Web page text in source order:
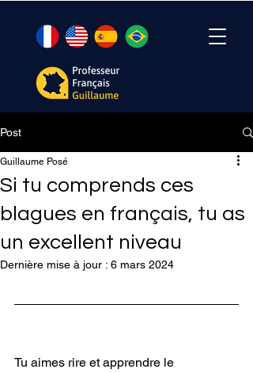
Post
Si tu comprends ces
blagues en français, tu as
un excellent niveau
Guillaume Posé
Dernière mise à jour : 6 mars 2024
Tu aimes rire et apprendre le